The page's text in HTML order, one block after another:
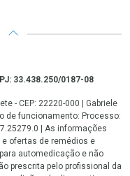
33.438.250/0187-08
- CEP: 22220-000 | Gabriele
de funcionamento: Processo:
| As informações
ofertas de remédios e
automedicação e não
prescrita pelo profissional da